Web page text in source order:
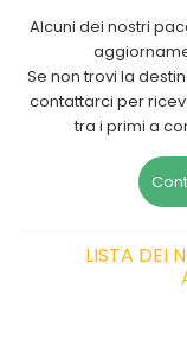
Alcuni dei nostri
Se non trovi la
contattarci per
tra i primi a
LISTA DEI